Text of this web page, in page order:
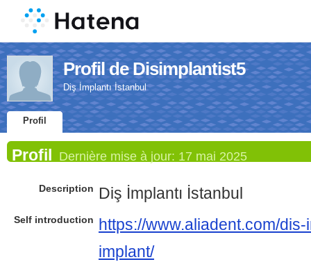
Profil de Disimplantist5
Diş İmplantı İstanbul
Profil
Profil Dernière mise à jour: 17 mai 2025
Description Diş İmplantı İstanbul
Self introduction
https://www.aliadent.com/
implant/